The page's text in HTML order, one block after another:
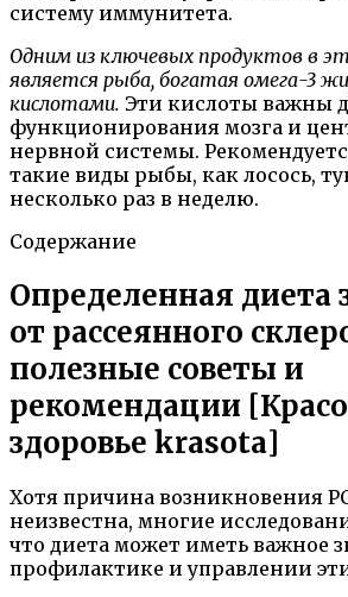
систему иммунитета.
Одним из ключевых продуктов в
является рыба, богатая омега-3
кислотами. Эти кислоты важны
функционирования мозга и
нервной системы.
такие виды рыбы, как лосось,
несколько раз в неделю.
Содержание
Определенная диета
от рассеянного
полезные советы и
рекомендации
здоровье krasota]
Хотя причина возникновения
неизвестна, многие
что диета может иметь важное
профилактике и управлении